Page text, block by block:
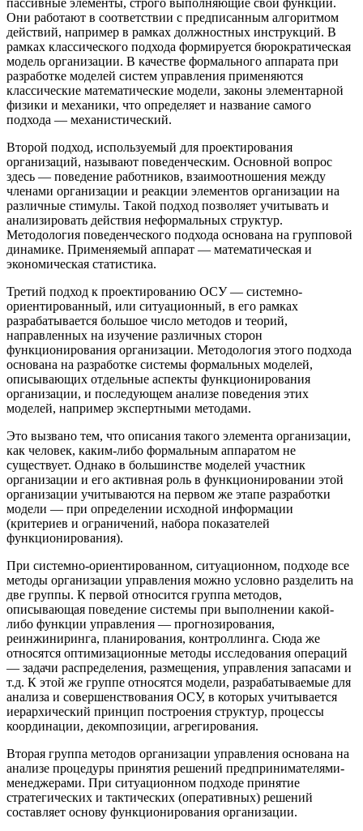
Они работают в соответствии с предписанным алгоритмом
действий, например в рамках должностных инструкций. В
рамках классического подхода формируется бюрократическая
модель организации. В качестве формального аппарата при
разработке моделей систем управления применяются
классические математические модели, законы элементарной
физики и механики, что определяет и название самого
подхода — механистический.
Второй подход, используемый для проектирования
организаций, называют поведенческим. Основной вопрос
здесь — поведение работников, взаимоотношения между
членами организации и реакции элементов организации на
различные стимулы. Такой подход позволяет учитывать и
анализировать действия неформальных структур.
Методология поведенческого подхода основана на групповой
динамике. Применяемый аппарат — математическая и
экономическая статистика.
Третий подход к проектированию ОСУ — системно-
ориентированный, или ситуационный, в его рамках
разрабатывается большое число методов и теорий,
направленных на изучение различных сторон
функционирования организации. Методология этого подхода
основана на разработке системы формальных моделей,
описывающих отдельные аспекты функционирования
организации, и последующем анализе поведения этих
моделей, например экспертными методами.
Это вызвано тем, что описания такого элемента организации,
как человек, каким-либо формальным аппаратом не
существует. Однако в большинстве моделей участник
организации и его активная роль в функционировании этой
организации учитываются на первом же этапе разработки
модели — при определении исходной информации
(критериев и ограничений, набора показателей
функционирования).
При системно-ориентированном, ситуационном, подходе все
методы организации управления можно условно разделить на
две группы. К первой относится группа методов,
описывающая поведение системы при выполнении какой-
либо функции управления — прогнозирования,
реинжиниринга, планирования, контроллинга. Сюда же
относятся оптимизационные методы исследования операций
— задачи распределения, размещения, управления запасами и
т.д. К этой же группе относятся модели, разрабатываемые для
анализа и совершенствования ОСУ, в которых учитывается
иерархический принцип построения структур, процессы
координации, декомпозиции, агрегирования.
Вторая группа методов организации управления основана на
анализе процедуры принятия решений предпринимателями-
менеджерами. При ситуационном подходе принятие
стратегических и тактических (оперативных) решений
составляет основу функционирования организации.